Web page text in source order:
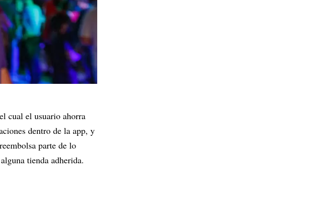
cual el usuario ahorra
dentro de la app, y
parte de lo
tienda adherida.